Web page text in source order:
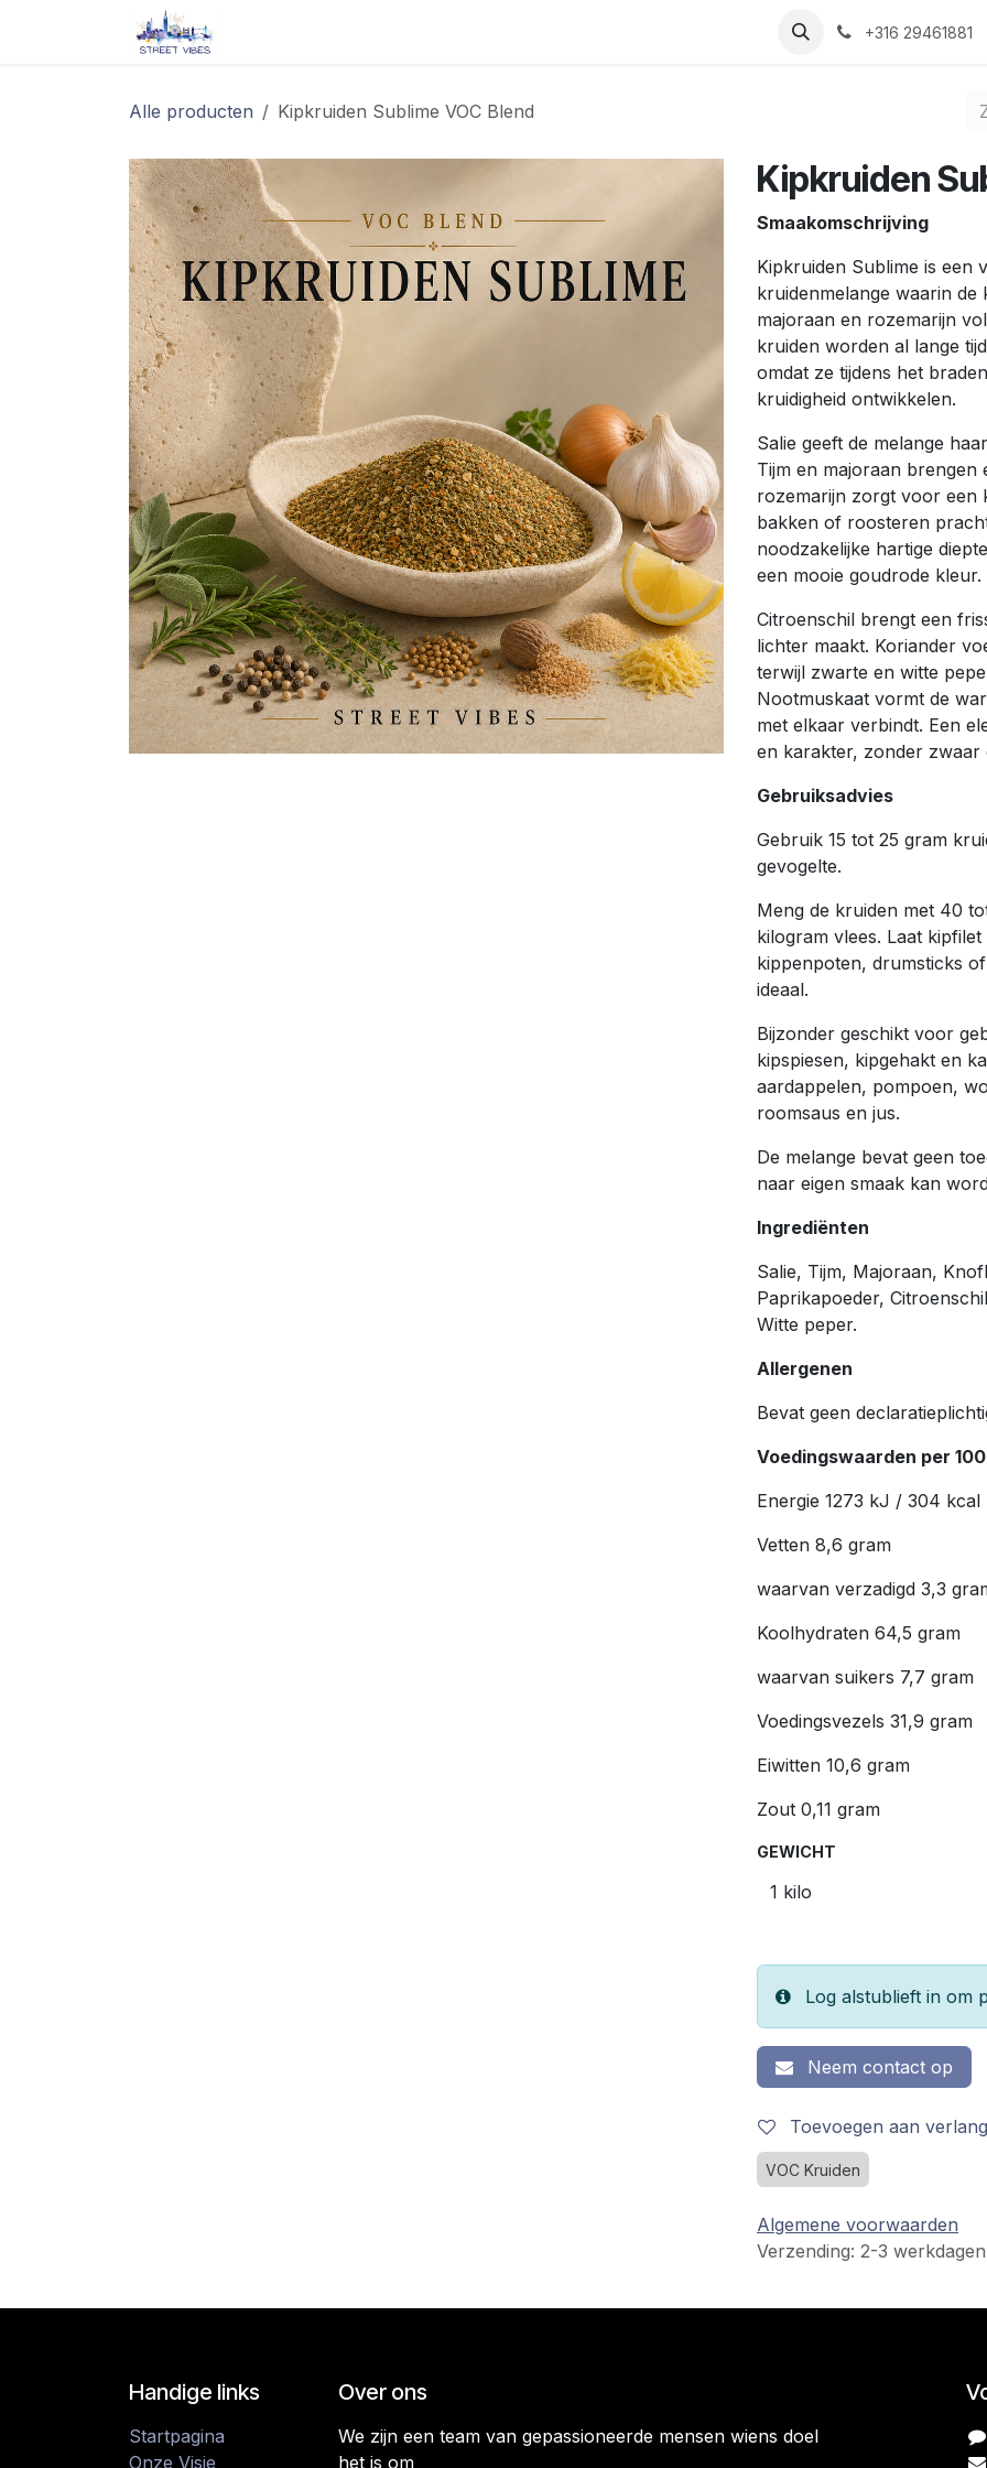
Overslaan naar inhoud
Contact +316 29461881
Alle producten Kipkruiden Sublime VOC Blend
Kipkruiden
Smaakomschrijving
Kipkruiden Sublime is een
kruidenmelange waarin de
majoraan en rozemarijn
kruiden worden al lange
omdat ze tijdens het
kruidigheid ontwikkelen.
Salie geeft de melange
Tijm en majoraan brengen
rozemarijn zorgt voor een
bakken of roosteren
noodzakelijke hartige
een mooie goudrode kleur.
Citroenschil brengt een
lichter maakt. Koriander
terwijl zwarte en witte
Nootmuskaat vormt de
met elkaar verbindt. Een
en karakter, zonder
Gebruiksadvies
Gebruik 15 tot 25 gram
gevogelte.
Meng de kruiden met 40
kilogram vlees. Laat
kippenpoten, drumsticks
ideaal.
Bijzonder geschikt voor
kipspiesen, kipgehakt en
aardappelen, pompoen,
roomsaus en jus.
De melange bevat geen
naar eigen smaak kan
Ingrediënten
Salie, Tijm, Majoraan,
Paprikapoeder,
Witte peper.
Allergenen
Bevat geen
Voedingswaarden per
Energie 1273 kJ / 304 kcal
Vetten 8,6 gram
waarvan verzadigd 3,3
Koolhydraten 64,5 gram
waarvan suikers 7,7 gram
Voedingsvezels 31,9 gram
Eiwitten 10,6 gram
Zout 0,11 gram
GEWICHT
Log alstublieft in om
Neem contact op
Toevoegen aan
VOC Kruiden
Algemene voorwaarden
Verzending: 2-3 werkdagen
Handige links
Startpagina
Onze Visie
Over ons
We zijn een team van gepassioneerde mensen wiens doel
het is om